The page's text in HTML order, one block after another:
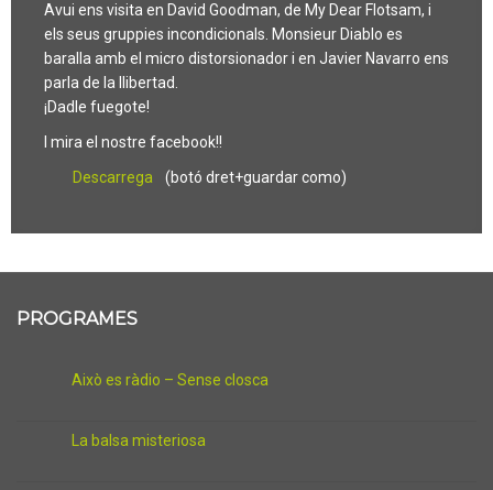
Avui ens visita en David Goodman, de My Dear Flotsam, i
els seus gruppies incondicionals. Monsieur Diablo es
baralla amb el micro distorsionador i en Javier Navarro ens
parla de la llibertad.
¡Dadle fuegote!
I mira el nostre facebook!!
Descarrega
(botó dret+guardar como)
PROGRAMES
Això es ràdio – Sense closca
La balsa misteriosa